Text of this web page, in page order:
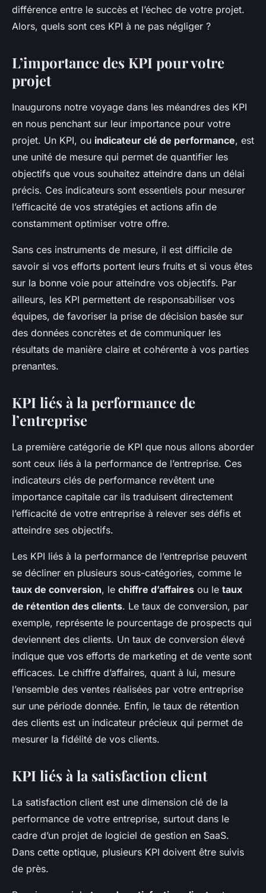
différence entre le succès et l’échec de votre projet.
Alors, quels sont ces KPI à ne pas négliger ?
L’importance des KPI pour votre
projet
Inaugurons notre voyage dans les méandres des KPI
en nous penchant sur leur importance pour votre
projet. Un KPI, ou indicateur clé de performance, est
une unité de mesure qui permet de quantifier les
objectifs que vous souhaitez atteindre dans un délai
précis. Ces indicateurs sont essentiels pour mesurer
l’efficacité de vos stratégies et actions afin de
constamment optimiser votre offre.
Sans ces instruments de mesure, il est difficile de
savoir si vos efforts portent leurs fruits et si vous êtes
sur la bonne voie pour atteindre vos objectifs. Par
ailleurs, les KPI permettent de responsabiliser vos
équipes, de favoriser la prise de décision basée sur
des données concrètes et de communiquer les
résultats de manière claire et cohérente à vos parties
prenantes.
KPI liés à la performance de
l’entreprise
La première catégorie de KPI que nous allons aborder
sont ceux liés à la performance de l’entreprise. Ces
indicateurs clés de performance revêtent une
importance capitale car ils traduisent directement
l’efficacité de votre entreprise à relever ses défis et
atteindre ses objectifs.
Les KPI liés à la performance de l’entreprise peuvent
se décliner en plusieurs sous-catégories, comme le
taux de conversion, le chiffre d’affaires ou le taux
de rétention des clients. Le taux de conversion, par
exemple, représente le pourcentage de prospects qui
deviennent des clients. Un taux de conversion élevé
indique que vos efforts de marketing et de vente sont
efficaces. Le chiffre d’affaires, quant à lui, mesure
l’ensemble des ventes réalisées par votre entreprise
sur une période donnée. Enfin, le taux de rétention
des clients est un indicateur précieux qui permet de
mesurer la fidélité de vos clients.
KPI liés à la satisfaction client
La satisfaction client est une dimension clé de la
performance de votre entreprise, surtout dans le
cadre d’un projet de logiciel de gestion en SaaS.
Dans cette optique, plusieurs KPI doivent être suivis
de près.